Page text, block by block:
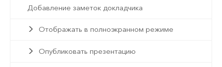
Добавление заметок докладчика
Отображать в полноэкранном режиме
Опубликовать презентацию